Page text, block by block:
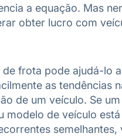
a equação. Mas
obter lucro com
frota pode ajudá-lo a
as tendências
de um veículo. Se um
modelo de veículo está
semelhantes,